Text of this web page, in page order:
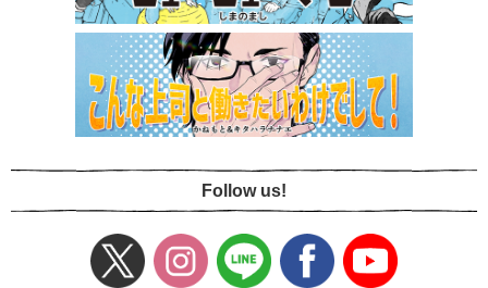
Follow us!